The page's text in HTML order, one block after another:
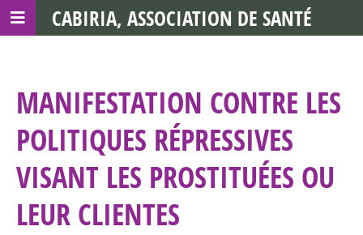
MANIFESTATION CONTRE LES
POLITIQUES RÉPRESSIVES
VISANT LES PROSTITUÉES OU
LEUR CLIENTES
CABIRIA, ASSOCIATION DE SANTÉ